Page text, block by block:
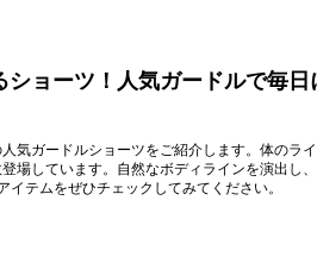
ョーツ！人気ガードルで毎日
気ガードルショーツをご紹介します。体のラ
場しています。自然なボディラインを演出し
テムをぜひチェックしてみてください。